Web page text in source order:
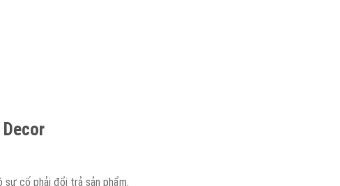
sự cố phải đổi trả sản phẩm.